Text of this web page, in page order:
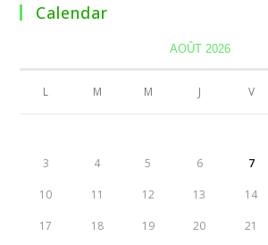
Calendar
AOÛT 2026
L M M J V
3 4 5 6 7
10 11 12 13 14
17 18 19 20 21